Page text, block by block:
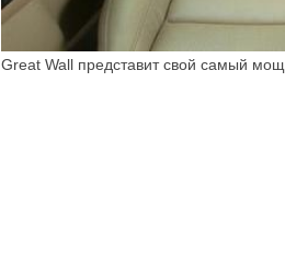
Great Wall представит свой самый